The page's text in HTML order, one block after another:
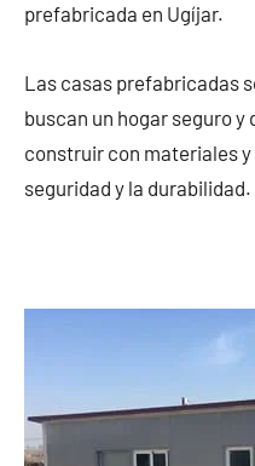
prefabricada en Ugíjar.
Las casas prefabricadas
buscan un hogar seguro y
construir con materiales
seguridad y la durabilidad.